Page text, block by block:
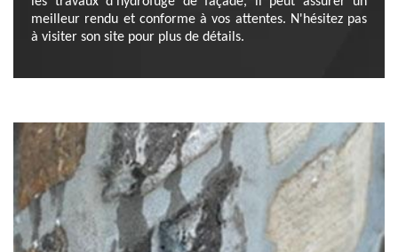
meilleur rendu et conforme à vos attentes. N'hésitez pas
à visiter son site pour plus de détails.